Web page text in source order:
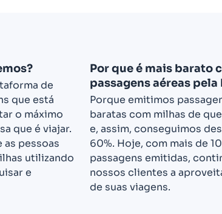
de
que está
o máximo
que é viajar.
pessoas
utilizando
e
Por que é mais barato
passagens aéreas
Porque emitimos
baratas com milhas de
e, assim, conseguimos
60%. Hoje, com mais de
passagens emitidas,
nossos clientes a
de suas viagens.